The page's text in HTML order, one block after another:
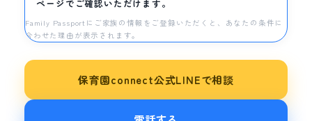
ページでご確認いただけます。
Family Passportにご家族の情報をご登録いただくと、あなたの条件に
合わせた理由が表示されます。
保育園connect公式LINEで相談